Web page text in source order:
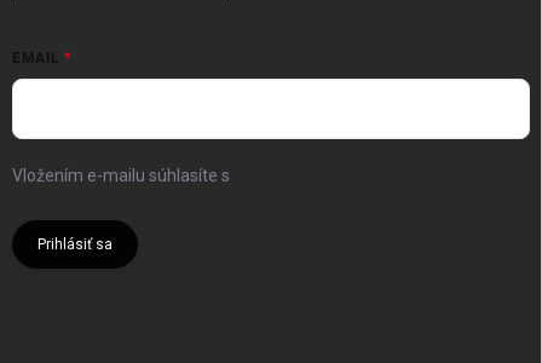
EMAIL
Vložením e-mailu súhlasíte s
Prihlásiť sa